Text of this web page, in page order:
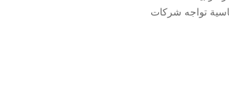
تواجه شركات